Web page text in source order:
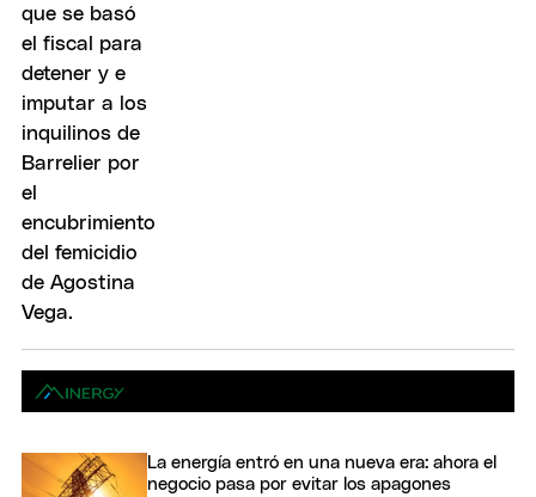
La energía entró en una nueva era: ahora el
negocio pasa por evitar los apagones